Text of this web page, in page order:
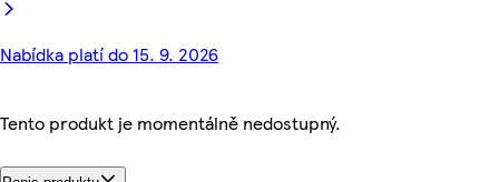
Nabídka platí do 15. 9. 2026
Tento produkt je momentálně nedostupný.